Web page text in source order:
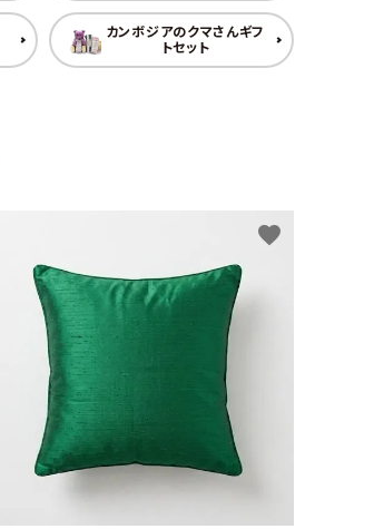
カンボジアのクマさんギフ
トセット
favorite